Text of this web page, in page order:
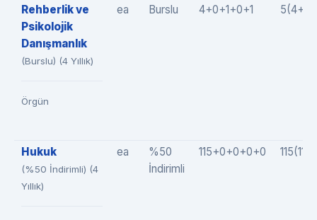
Rehberlik ve
Psikolojik
Danışmanlık
(Burslu) (4 Yıllık)
Örgün
ea Burslu 4+0+1+0+1
Hukuk
(%50 İndirimli) (4
Yıllık)
ea
%50
İndirimli
115+0+0+0+0